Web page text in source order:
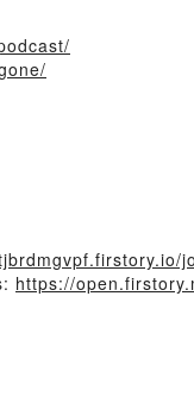
https://